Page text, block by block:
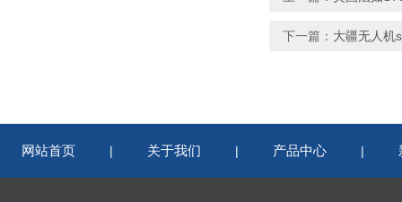
下一篇： 大疆无人机
网站首页 | 关于我们 | 产品中心 |